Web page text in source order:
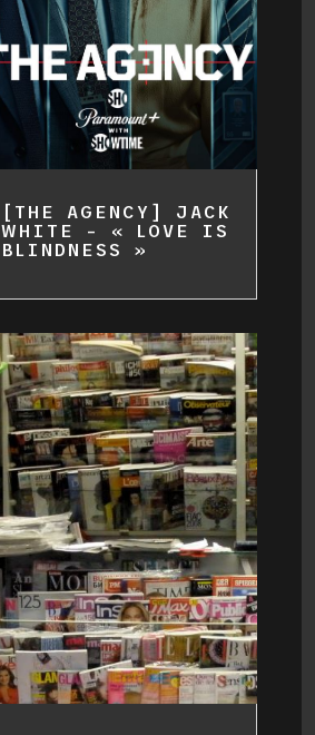
[THE AGENCY] JACK
WHITE – « LOVE IS
BLINDNESS »